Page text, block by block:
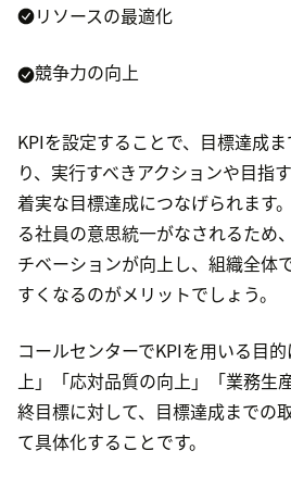
リソースの最適化
競争力の向上
KPIを設定することで、目標達成
り、実行すべきアクションや目指
着実な目標達成につなげられます
る社員の意思統一がなされるため
チベーションが向上し、組織全体
すくなるのがメリットでしょう。
コールセンターでKPIを用いる目
上」「応対品質の向上」「業務生
終目標に対して、目標達成までの
て具体化することです。